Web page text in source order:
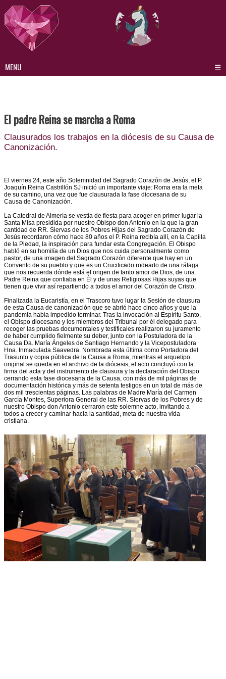
MENU
☰
IDENTIDAD CARISMÁTICA
FORMACIÓN
QUÉ HACEMOS
CONTACTO
El padre Reina se marcha a Roma
Clausurados los trabajos en la diócesis de su Causa de
Canonización.
El viernes 24, este año Solemnidad del Sagrado Corazón de Jesús, el P.
Joaquín Reina Castrillón SJ inició un importante viaje: Roma era la meta
de su camino, una vez que fue clausurada la fase diocesana de su
Causa de Canonización.
La Catedral de Almería se vestía de fiesta para acoger en primer lugar la
Santa Misa presidida por nuestro Obispo don Antonio en la que la gran
cantidad de RR. Siervas de los Pobres Hijas del Sagrado Corazón de
Jesús recordaron cómo hace 80 años el P. Reina recibía allí, en la Capilla
de la Piedad, la inspiración para fundar esta Congregación. El Obispo
habló en su homilía de un Dios que nos cuida personalmente como
pastor, de una imagen del Sagrado Corazón diferente que hay en un
Convento de su pueblo y que es un Crucificado rodeado de una ráfaga
que nos recuerda dónde está el origen de tanto amor de Dios, de una
Padre Reina que confiaba en Él y de unas Religiosas Hijas suyas que
tienen que vivir así repartiendo a todos el amor del Corazón de Cristo.
Finalizada la Eucaristía, en el Trascoro tuvo lugar la Sesión de clausura
de esta Causa de canonización que se abrió hace cinco años y que la
pandemia había impedido terminar. Tras la invocación al Espíritu Santo,
el Obispo diocesano y los miembros del Tribunal por él delegado para
recoger las pruebas documentales y testificales realizaron su juramento
de haber cumplido fielmente su deber, junto con la Postuladora de la
Causa Da. María Ángeles de Santiago Hernando y la Vicepostuladora
Hna. Inmaculada Saavedra. Nombrada esta última como Portadora del
Trasunto y copia pública de la Causa a Roma, mientras el arquetipo
original se queda en el archivo de la diócesis, el acto concluyó con la
firma del acta y del instrumento de clausura y la declaración del Obispo
cerrando esta fase diocesana de la Causa, con más de mil páginas de
documentación histórica y más de setenta testigos en un total de más de
dos mil trescientas páginas. Las palabras de Madre María del Carmen
García Montes, Superiora General de las RR. Siervas de los Pobres y de
nuestro Obispo don Antonio cerraron este solemne acto, invitando a
todos a crecer y caminar hacia la santidad, meta de nuestra vida
cristiana.